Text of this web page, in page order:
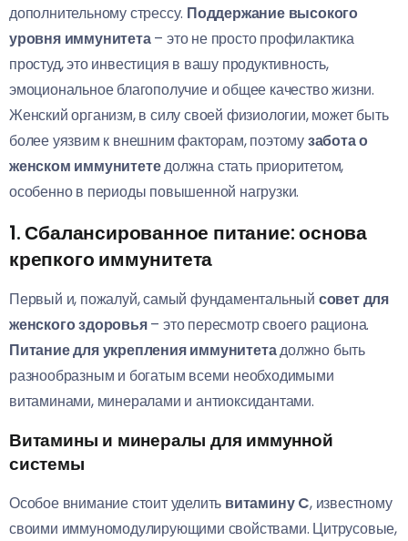
дополнительному стрессу. Поддержание высокого
уровня иммунитета– это не просто профилактика
простуд, это инвестиция в вашу продуктивность,
эмоциональное благополучие и общее качество жизни.
Женский организм, в силу своей физиологии, может быть
более уязвим к внешним факторам, поэтомузабота о
женском иммунитетедолжна стать приоритетом,
особенно в периоды повышенной нагрузки.
1. Сбалансированное питание: основа
крепкого иммунитета
Первый и, пожалуй, самый фундаментальный совет для
женского здоровья– это пересмотр своего рациона.
Питание для укрепления иммунитетадолжно быть
разнообразным и богатым всеми необходимыми
витаминами, минералами и антиоксидантами.
Витамины и минералы для иммунной
системы
Особое внимание стоит уделить витамину C, известному
своими иммуномодулирующими свойствами. Цитрусовые,